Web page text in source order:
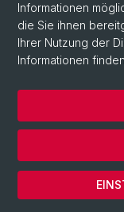
Social Media
Instagram
Informationen
die Sie ihnen
Ihrer Nutzung der
Informationen